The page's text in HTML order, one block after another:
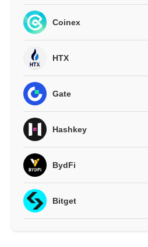
Coinex
HTX
Gate
Hashkey
BydFi
Bitget